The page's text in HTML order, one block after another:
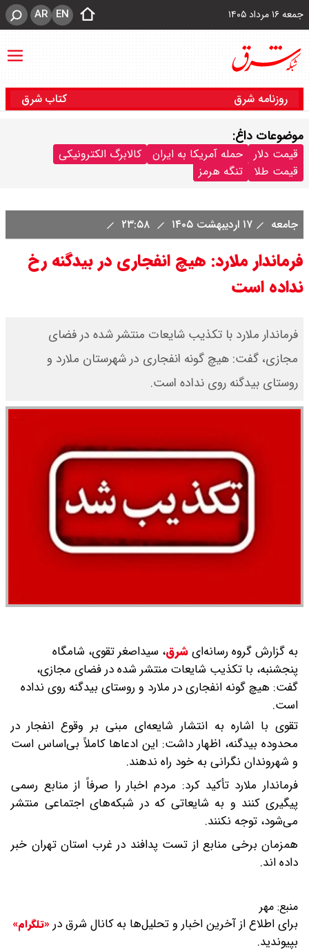
جمعه ۱۶ مرداد ۱۴۰۵ EN
AR
روزنامه شرق کتاب شرق
موضوعات داغ:
قیمت دلار حمله آمریکا به ایران
کالابرگ الکترونیکی
قیمت طلا
تنگه هرمز
جامعه ۱۷ اردیبهشت ۱۴۰۵
فرماندار ملارد: هیچ انفجاری در بیدگنه رخ
نداده است
فرماندار ملارد با تکذیب شایعات منتشر شده در فضای
مجازی، گفت: هیچ گونه انفجاری در شهرستان ملارد و
روستای بیدگنه روی نداده است.
به گزارش گروه رسانه‌ایشرق، سیداصغر تقوی، شامگاه
پنجشنبه، با تکذیب شایعات منتشر شده در فضای مجازی،
گفت: هیچ گونه انفجاری در ملارد و روستای بیدگنه روی نداده
است.
تقوی با اشاره به انتشار شایعه‌ای مبنی بر وقوع انفجار در
محدوده بیدگنه، اظهار داشت: این ادعاها کاملاً بی‌اساس است
و شهروندان نگرانی به خود راه ندهند.
فرماندار ملارد تأکید کرد: مردم اخبار را صرفاً از منابع رسمی
پیگیری کنند و به شایعاتی که در شبکه‌های اجتماعی منتشر
می‌شود، توجه نکنند.
همزمان برخی منابع از تست پدافند در غرب استان تهران خبر
داده اند.
منبع: مهر
برای اطلاع از آخرین اخبار و تحلیل‌ها به کانال شرق در «تلگرام»
بپیوندید.